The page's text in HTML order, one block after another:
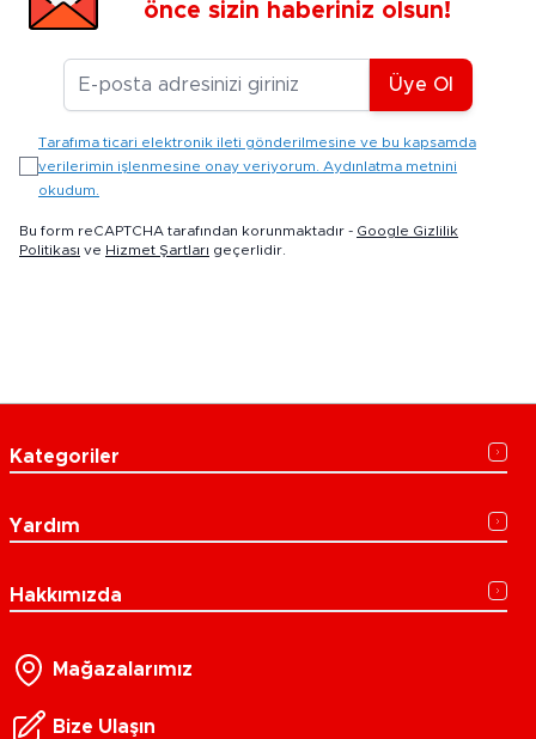
önce sizin haberiniz olsun!
E-posta Adresiniz
Üye Ol
Tarafıma ticari elektronik ileti gönderilmesine ve bu kapsamda
verilerimin işlenmesine onay veriyorum. Aydınlatma metnini
okudum.
Bu form reCAPTCHA tarafından korunmaktadır - Google Gizlilik
Politikası ve Hizmet Şartları geçerlidir.
Kategoriler
Yardım
Hakkımızda
Mağazalarımız
Bize Ulaşın